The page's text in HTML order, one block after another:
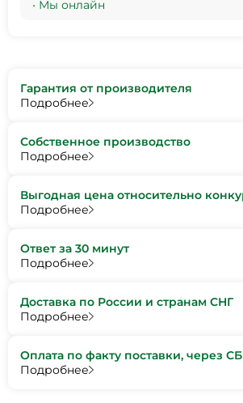
• Мы онлайн
Гарантия от производителя
Подробнее
Собственное производство
Подробнее
Выгодная цена относительно
Подробнее
Ответ за 30 минут
Подробнее
Доставка по России и странам СНГ
Подробнее
Оплата по факту поставки, через
Подробнее